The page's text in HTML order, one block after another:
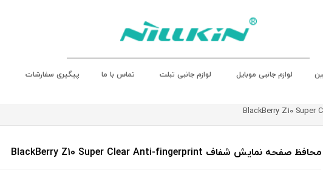
لوازم جانبی موبایل لوازم جانبی تبلت تماس با ما پیگیری سفارشات
محافظ صفحه نمایش شفاف BlackBerry Z10 Super Clear Anti-fingerprint